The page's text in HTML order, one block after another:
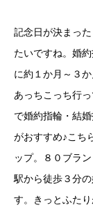
記念日が決まっ
たいですね。婚
に約１か月～３
あっちこっち行
で婚約指輪・結
がおすすめ♪こち
ップ。８０ブラ
駅から徒歩３分
す。きっとふた